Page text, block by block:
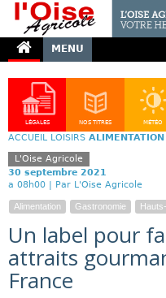
MENU
LÉGALES NOS TITRES MÉTÉO
ACCUEIL LOISIRS ALIMENTATION
L'Oise Agricole
30 septembre 2021
a 08h00 | Par L'Oise Agricole
Alimentation Gastronomie
Un label pour
attraits
France